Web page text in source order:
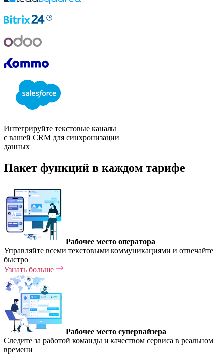
Интегрируйте текстовые каналы
с вашей CRM для синхронизации
данных
Пакет функций в каждом тарифе
Рабочее место оператора
Управляйте всеми текстовыми коммуникациями и отвечайте
быстро
Узнать больше
Рабочее место супервайзера
Следите за работой команды и качеством сервиса в реальном
времени